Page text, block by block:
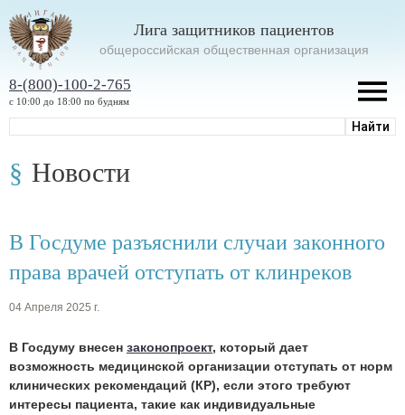
Лига защитников пациентов
oбщероссийская общественная организация
8-(800)-100-2-765
с 10:00 до 18:00 по будням
Новости
В Госдуме разъяснили случаи законного
права врачей отступать от клинреков
04 Апреля 2025 г.
В Госдуму внесен законопроект, который дает
возможность медицинской организации отступать от норм
клинических рекомендаций (КР), если этого требуют
интересы пациента, такие как индивидуальные